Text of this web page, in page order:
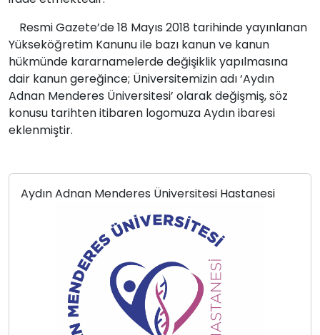
Resmi Gazete’de 18 Mayıs 2018 tarihinde yayınlanan
Yükseköğretim Kanunu ile bazı kanun ve kanun
hükmünde kararnamelerde değişiklik yapılmasına
dair kanun gereğince; Üniversitemizin adı ‘Aydın
Adnan Menderes Üniversitesi’ olarak değişmiş, söz
konusu tarihten itibaren logomuza Aydın ibaresi
eklenmiştir.
Aydın Adnan Menderes Üniversitesi Hastanesi